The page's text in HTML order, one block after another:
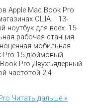
Apple Mac Book Pro
магазинах США. 13-
для всех. 15-
рабочая станция.
мобильная
Pro 15-дюймовый
Pro Двухъядерный
частотой 2,4
Читать дальше »